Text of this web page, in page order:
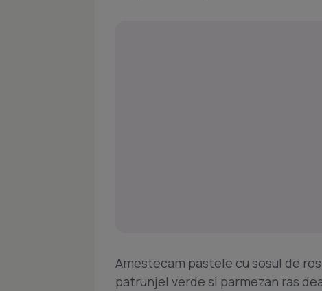
Amestecam pastele cu sosul de
patrunjel verde si parmezan ras